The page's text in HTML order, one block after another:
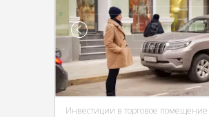
Инвестиции в торговое помещение